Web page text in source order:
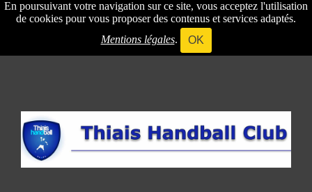
En poursuivant votre navigation sur ce site, vous acceptez l'utilisation
de cookies pour vous proposer des contenus et services adaptés.
Mentions légales. OK